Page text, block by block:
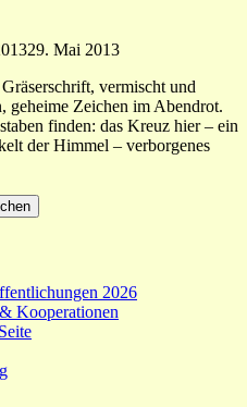
29. Mai 2013
vermischt und
geheime Zeichen im Abendrot.
finden: das Kreuz hier – ein
der Himmel – verborgenes
2026
Kooperationen